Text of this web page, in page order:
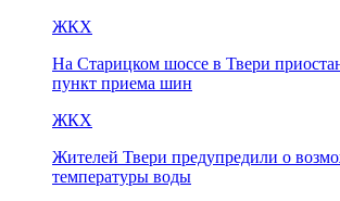
ЖКХ
На Старицком шоссе в Твери
пункт приема шин
ЖКХ
Жителей Твери предупредили о
температуры воды